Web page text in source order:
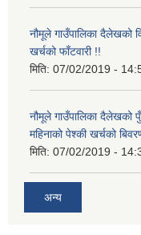
नौमूले गाउँपालिका दैलेखको
खर्चको फाँटवारी !!
मिति: 07/02/2019 -
नौमूले गाउँपालिका दैलेखको
महिनाको पेश्की खर्चको
मिति: 07/02/2019 -
अन्य